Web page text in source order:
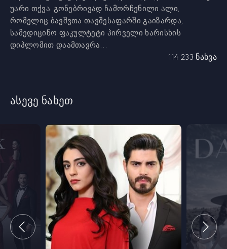
უარი თქვა. გონებრივად ჩამორჩენილი ალი,
რომელიც ბავშვთა თავშესაფარში გაიზარდა,
სამედიცინო ფაკულტეტი პირველი ხარისხის
დიპლომით დაამთავრა...
114 233 ნახვა
ასევე ნახეთ